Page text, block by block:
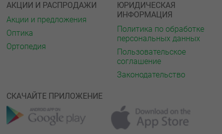
АКЦИИ И РАСПРОДАЖИ
Акции и предложения
Оптика
Ортопедия
ЮРИДИЧЕСКАЯ
ИНФОРМАЦИЯ
Политика по обработке
персональных данных
Пользовательское
соглашение
Законодательство
СКАЧАЙТЕ ПРИЛОЖЕНИЕ